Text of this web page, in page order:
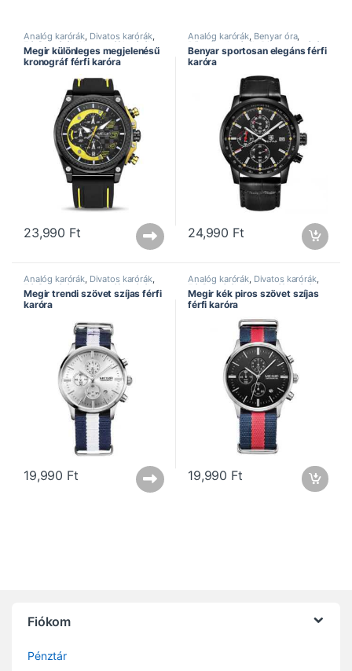
Analóg karórák, Divatos karórák,
Férfi karórák , Kronográf karórák
Megir óra,Speciális ajánlat,
Sportos karórák
Megir különleges megjelenésű
kronográf férfi karóra
23,990 Ft
Analóg karórák, Benyar óra,
Bőrszíjas karórák Divatos karórák,
Elegáns karórák,Férfi karórák,
Kronográf karórák
Benyar sportosan elegáns férfi
karóra
24,990 Ft
Analóg karórák Divatos karórák,
Férfi karórák Kronográf karórák,
Megir óra,Sportos karórák
Megir trendi szövet szíjas férfi
karóra
19,990 Ft
Analóg karórák Divatos karórák,
Férfi karórák Kronográf karórák ,
Megir óra,Sportos karórák
Megir kék piros szövet szíjas
férfi karóra
19,990 Ft
Fiókom
Pénztár